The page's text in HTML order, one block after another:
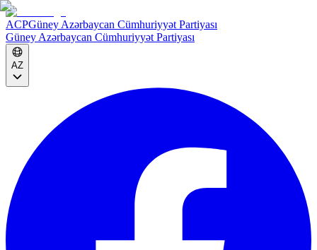
ACPGüney Azərbaycan Cümhuriyyət Partiyası
Güney Azərbaycan Cümhuriyyət Partiyası
AZ